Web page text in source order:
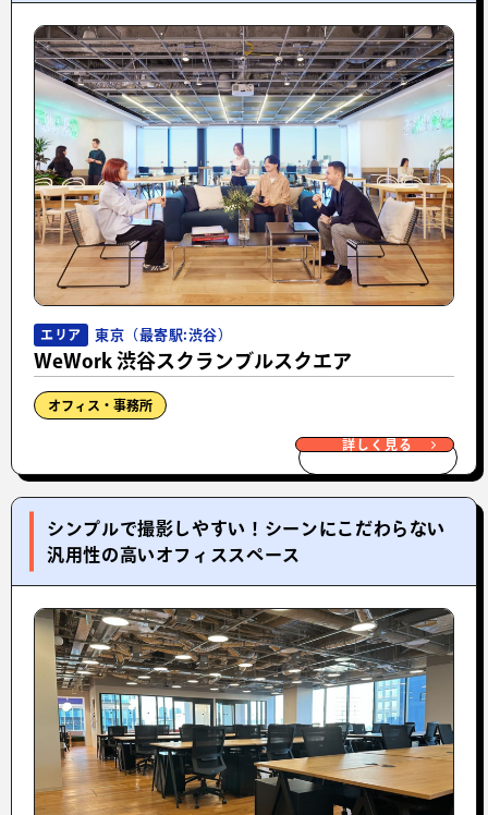
エリア 東京（最寄駅:渋谷）
WeWork 渋谷スクランブルスクエア
オフィス・事務所
詳しく見る
シンプルで撮影しやすい！シーンにこだわらない
汎用性の高いオフィススペース